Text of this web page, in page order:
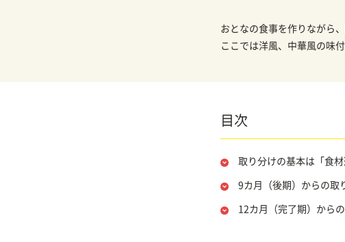
おとなの食事を作りながら
ここでは洋風、中華風の味
目次
取り分けの基本は「食材
9カ月（後期）からの取
12カ月（完了期）から